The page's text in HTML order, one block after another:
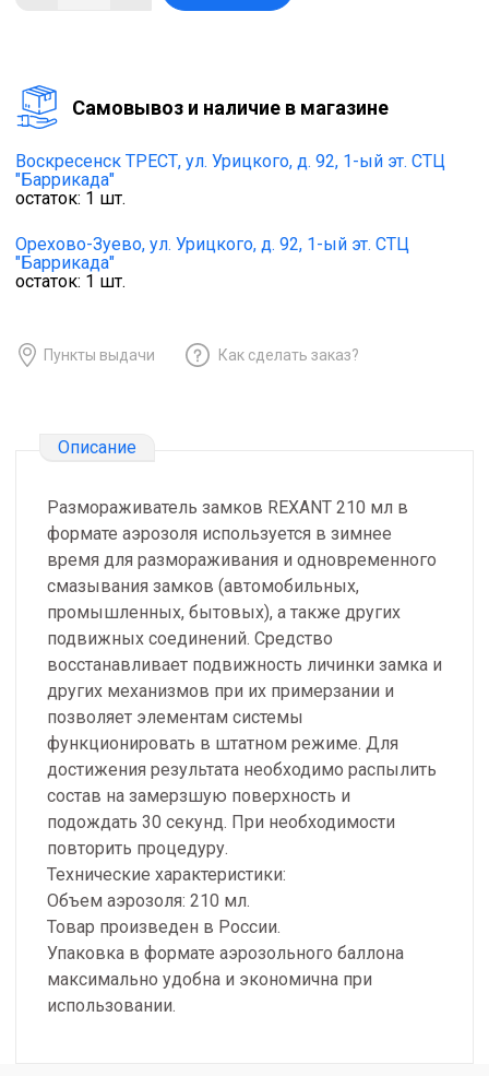
Cамовывоз и наличие в магазине
Воскресенск ТРЕСТ, ул. Урицкого, д. 92, 1-ый эт. СТЦ
"Баррикада"
остаток: 1 шт.
Орехово-Зуево, ул. Урицкого, д. 92, 1-ый эт. СТЦ
"Баррикада"
остаток: 1 шт.
Пункты выдачи Как сделать заказ?
Описание
Размораживатель замков REXANT 210 мл в
формате аэрозоля используется в зимнее
время для размораживания и одновременного
смазывания замков (автомобильных,
промышленных, бытовых), а также других
подвижных соединений. Средство
восстанавливает подвижность личинки замка и
других механизмов при их примерзании и
позволяет элементам системы
функционировать в штатном режиме. Для
достижения результата необходимо распылить
состав на замерзшую поверхность и
подождать 30 секунд. При необходимости
повторить процедуру.
Технические характеристики:
Объем аэрозоля: 210 мл.
Товар произведен в России.
Упаковка в формате аэрозольного баллона
максимально удобна и экономична при
использовании.